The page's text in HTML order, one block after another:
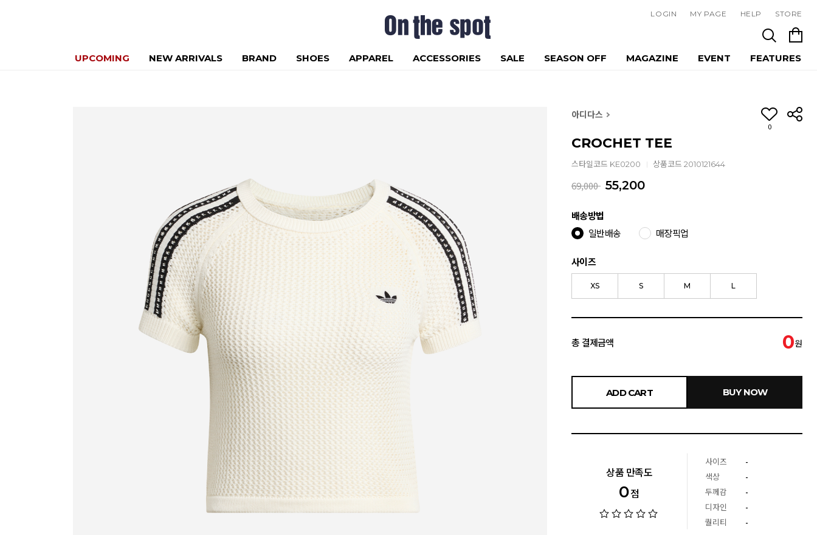
LOGIN MY PAGE HELP STORE
UPCOMING NEW ARRIVALS BRAND SHOES APPAREL ACCESSORIES SALE SEASON OFF MAGAZINE EVENT FEATURES
아디다스
0
CROCHET TEE
스타일코드 KE0200 상품코드 2010121644
69,000 55,200
배송방법
일반배송 매장픽업
사이즈
XS S M L
총 결제금액 0원
ADD CART BUY NOW
상품 만족도
0점
사이즈
-
색상
-
두께감
-
디자인
-
퀄리티
-